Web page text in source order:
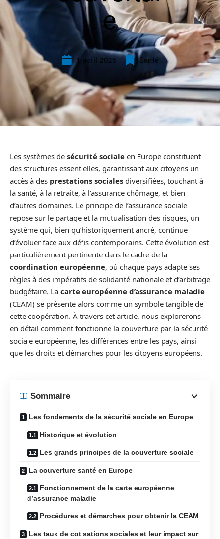
e
1 avril 2026 Santé
Les systèmes de sécurité sociale en Europe constituent
des structures essentielles, garantissant aux citoyens un
accès à des prestations sociales diversifiées, touchant à
la santé, à la retraite, à l’assurance chômage, et bien
d’autres domaines. Le principe de l’assurance sociale
repose sur le partage et la mutualisation des risques, un
système qui, bien qu’historiquement ancré, continue
d’évoluer face aux défis contemporains. Cette évolution est
particulièrement pertinente dans le cadre de la
coordination européenne, où chaque pays adapte ses
règles à des impératifs de solidarité nationale et d’arbitrage
budgétaire. La carte européenne d’assurance maladie
(CEAM) se présente alors comme un symbole tangible de
cette coopération. À travers cet article, nous explorerons
en détail comment fonctionne la couverture par la sécurité
sociale européenne, les différences entre les pays, ainsi
que les droits et démarches pour les citoyens européens.
Sommaire
Les fondements de la sécurité sociale en Europe
Historique et évolution
Les grands principes de la couverture sociale
La couverture santé en Europe
Fonctionnement de la carte européenne
d’assurance maladie
Procédures et démarches pour obtenir la CEAM
Les taux de cotisations sociales et leur impact sur